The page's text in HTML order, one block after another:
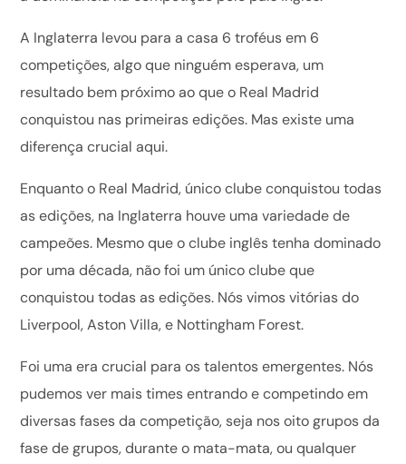
A Inglaterra levou para a casa 6 troféus em 6
competições, algo que ninguém esperava, um
resultado bem próximo ao que o Real Madrid
conquistou nas primeiras edições. Mas existe uma
diferença crucial aqui.
Enquanto o Real Madrid, único clube conquistou todas
as edições, na Inglaterra houve uma variedade de
campeões. Mesmo que o clube inglês tenha dominado
por uma década, não foi um único clube que
conquistou todas as edições. Nós vimos vitórias do
Liverpool, Aston Villa, e Nottingham Forest.
Foi uma era crucial para os talentos emergentes. Nós
pudemos ver mais times entrando e competindo em
diversas fases da competição, seja nos oito grupos da
fase de grupos, durante o mata-mata, ou qualquer